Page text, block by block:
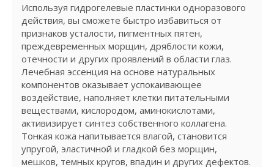
Используя гидрогелевые пластинки одноразового
действия, вы сможете быстро избавиться от
признаков усталости, пигментных пятен,
преждевременных морщин, дряблости кожи,
отечности и других проявлений в области глаз.
Лечебная эссенция на основе натуральных
компонентов оказывает успокаивающее
воздействие, наполняет клетки питательными
веществами, кислородом, аминокислотами,
активизирует синтез собственного коллагена.
Тонкая кожа напитывается влагой, становится
упругой, эластичной и гладкой без морщин,
мешков, темных кругов, впадин и других дефектов.